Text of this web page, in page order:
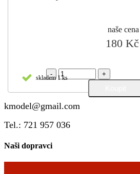
naše cena
180 Kč
skladem 1 ks
- +
kmodel@gmail.com
Tel.: 721 957 036
Naši dopravci